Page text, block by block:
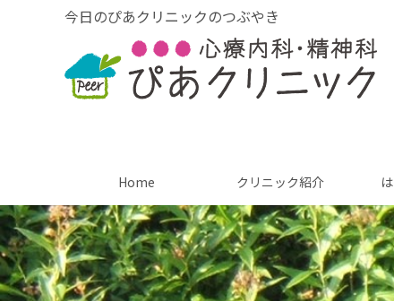
今日のぴあクリニックのつぶやき
Home クリニック紹介